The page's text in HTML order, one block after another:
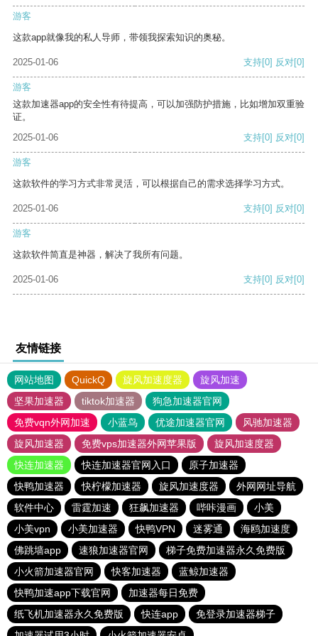
游客
这款app就像我的私人导师，带领我探索知识的奥秘。
2025-01-06 支持[0] 反对[0]
游客
这款加速器app的安全性有待提高，可以加强防护措施，比如增加双重验
证。
2025-01-06
支持[0] 反对[0]
游客
这款软件的学习方式非常灵活，可以根据自己的需求选择学习方式。
2025-01-06 支持[0] 反对[0]
游客
这款软件简直是神器，解决了我所有问题。
2025-01-06 支持[0] 反对[0]
友情链接
网站地图 QuickQ 旋风加速度器
旋风加速
坚果加速器
tiktok加速器
狗急加速器官网
免费vqn外网加速
小蓝鸟 优途加速器官网
风驰加速器
旋风加速器
免费vps加速器外网苹果版
旋风加速度器
快连加速器
快连加速器官网入口
原子加速器
快鸭加速器
快柠檬加速器 旋风加速度器
外网网址导航
软件中心
雷霆加速 狂飙加速器 哔咔漫画
小美
小美vpn
小美加速器 快鸭VPN 迷雾通
海鸥加速度
佛跳墙app
速狼加速器官网
梯子免费加速器永久免费版
小火箭加速器官网
快客加速器
蓝鲸加速器
快鸭加速app下载官网
加速器每日免费
纸飞机加速器永久免费版
快连app
免登录加速器梯子